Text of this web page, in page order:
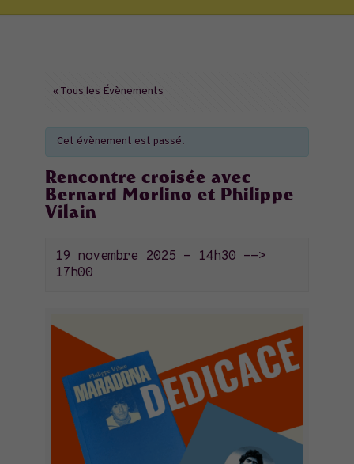
« Tous les Évènements
Cet évènement est passé.
Rencontre croisée avec
Bernard Morlino et Philippe
Vilain
19 novembre 2025 - 14h30 -->
17h00